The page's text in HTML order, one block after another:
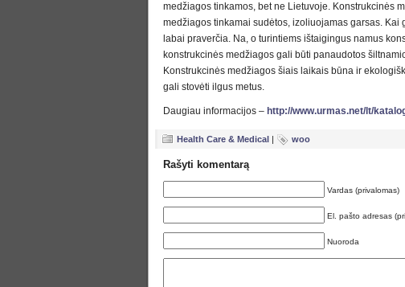
medžiagos tinkamos, bet ne Lietuvoje. Konstrukcinės
medžiagos tinkamai sudėtos, izoliuojamas garsas.
labai praverčia. Na, o turintiems ištaigingus namus
konstrukcinės medžiagos gali būti panaudotos
Konstrukcinės medžiagos šiais laikais būna ir
gali stovėti ilgus metus.
Daugiau informacijos – http://www.urmas.net/lt/
Health Care & Medical | woo
Rašyti komentarą
Vardas (privalomas)
El. pašto adresas
Nuoroda